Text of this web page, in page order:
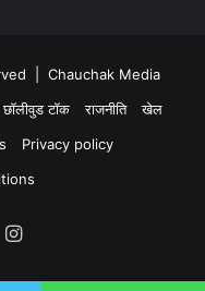
| Chauchak Media
छॉलीवुड टॉक राजनीति
खेल
Privacy policy
Instagram